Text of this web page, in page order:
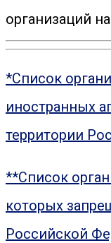
организаций
*Список
иностранных
территории
**Список
которых
Российской